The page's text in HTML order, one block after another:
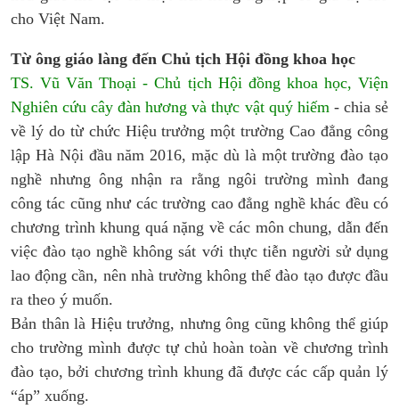
cho Việt Nam.
Từ ông giáo làng đến Chủ tịch Hội đồng khoa học
TS. Vũ Văn Thoại - Chủ tịch Hội đồng khoa học, Viện
Nghiên cứu cây đàn hương và thực vật quý hiếm - chia sẻ
về lý do từ chức Hiệu trưởng một trường Cao đẳng công
lập Hà Nội đầu năm 2016, mặc dù là một trường đào tạo
nghề nhưng ông nhận ra rằng ngôi trường mình đang
công tác cũng như các trường cao đẳng nghề khác đều có
chương trình khung quá nặng về các môn chung, dẫn đến
việc đào tạo nghề không sát với thực tiễn người sử dụng
lao động cần, nên nhà trường không thể đào tạo được đầu
ra theo ý muốn.
Bản thân là Hiệu trưởng, nhưng ông cũng không thể giúp
cho trường mình được tự chủ hoàn toàn về chương trình
đào tạo, bởi chương trình khung đã được các cấp quản lý
“áp” xuống.